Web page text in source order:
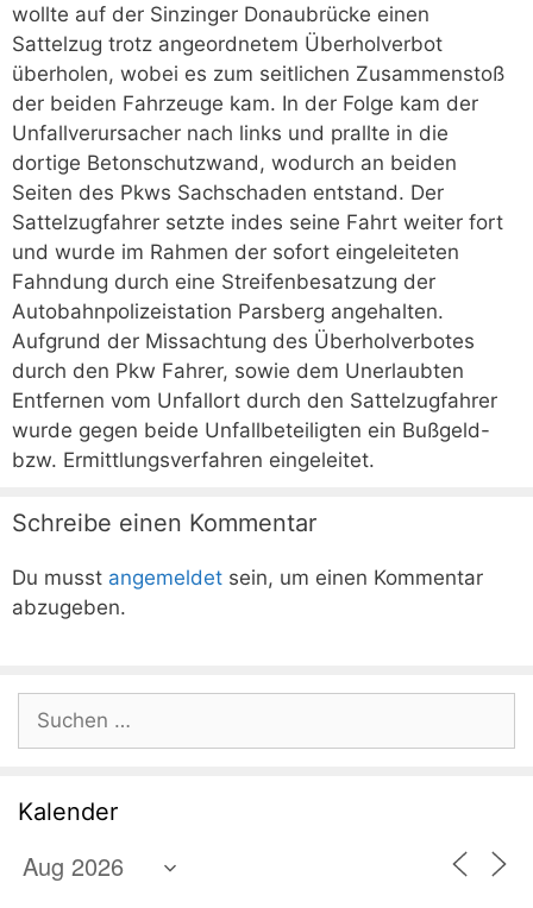
wollte auf der Sinzinger Donaubrücke einen
Sattelzug trotz angeordnetem Überholverbot
überholen, wobei es zum seitlichen Zusammenstoß
der beiden Fahrzeuge kam. In der Folge kam der
Unfallverursacher nach links und prallte in die
dortige Betonschutzwand, wodurch an beiden
Seiten des Pkws Sachschaden entstand. Der
Sattelzugfahrer setzte indes seine Fahrt weiter fort
und wurde im Rahmen der sofort eingeleiteten
Fahndung durch eine Streifenbesatzung der
Autobahnpolizeistation Parsberg angehalten.
Aufgrund der Missachtung des Überholverbotes
durch den Pkw Fahrer, sowie dem Unerlaubten
Entfernen vom Unfallort durch den Sattelzugfahrer
wurde gegen beide Unfallbeteiligten ein Bußgeld-
bzw. Ermittlungsverfahren eingeleitet.
Schreibe einen Kommentar
Du musst angemeldet sein, um einen Kommentar
abzugeben.
nach:
Kalender